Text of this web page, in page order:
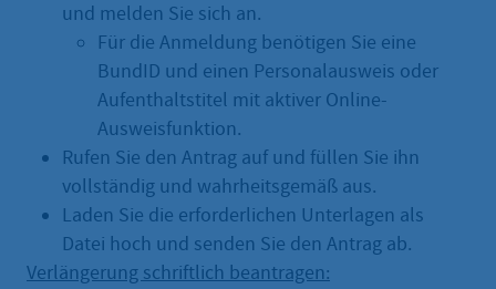
und melden Sie sich an.
Für die Anmeldung benötigen Sie eine
BundID und einen Personalausweis oder
Aufenthaltstitel mit aktiver Online-
Ausweisfunktion.
Rufen Sie den Antrag auf und füllen Sie ihn
vollständig und wahrheitsgemäß aus.
Laden Sie die erforderlichen Unterlagen als
Datei hoch und senden Sie den Antrag ab.
Verlängerung schriftlich beantragen: